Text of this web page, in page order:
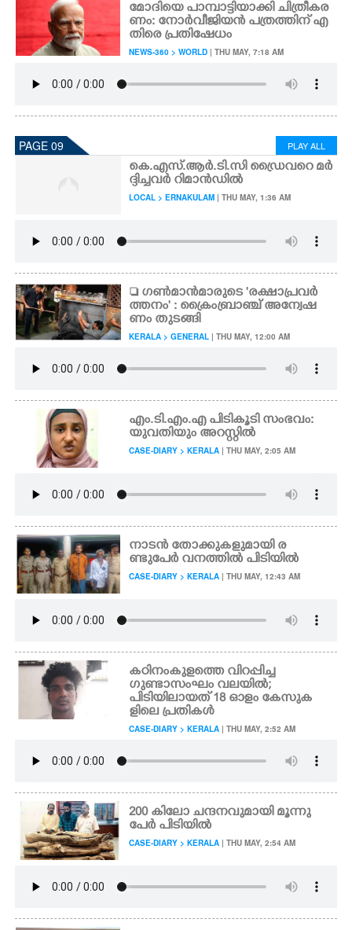
മോദിയെ പാമ്പാട്ടിയാക്കി ചിത്രീകര
ണം: നോർവീജിയൻ പത്രത്തിന് എ
തിരെ പ്രതിഷേധം
NEWS-360 > WORLD | THU MAY, 7:18 AM
PAGE 09 PLAY ALL
കെ.എസ്.ആർ.ടി.സി ഡ്രൈവറെ മർ
ദ്ദിച്ചവർ റിമാൻഡിൽ
LOCAL > ERNAKULAM | THU MAY, 1:36 AM
 ഗൺമാൻമാരുടെ 'രക്ഷാപ്രവർ
ത്തനം' : ക്രൈംബ്രാഞ്ച് അന്വേഷ
ണം തുടങ്ങി
KERALA > GENERAL | THU MAY, 12:00 AM
എം.ടി.എം.എ പിടികൂടി സംഭവം:
യുവതിയും അറസ്റ്റിൽ
CASE-DIARY > KERALA | THU MAY, 2:05 AM
നാടൻ തോക്കുകളുമായി ര
ണ്ടുപേർ വനത്തിൽ പിടിയിൽ
CASE-DIARY > KERALA | THU MAY, 12:43 AM
കഠിനംകുളത്തെ വിറപ്പിച്ച
ഗുണ്ടാസംഘം വലയിൽ;
പിടിയിലായത് 18 ഓളം കേസുക
ളിലെ പ്രതികൾ
CASE-DIARY > KERALA | THU MAY, 2:52 AM
200 കിലോ ചന്ദനവുമായി മൂന്നു
പേർ പിടിയിൽ
CASE-DIARY > KERALA | THU MAY, 2:54 AM